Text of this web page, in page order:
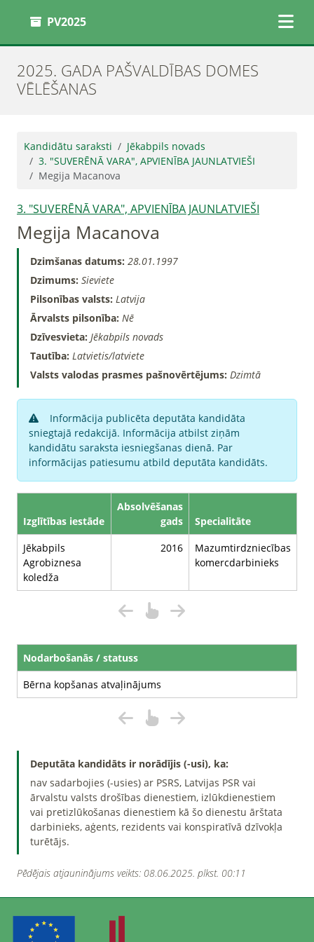
PV2025
2025. GADA PAŠVALDĪBAS DOMES
VĒLĒŠANAS
Kandidātu saraksti
Jēkabpils novads
3. "SUVERĒNĀ VARA", APVIENĪBA JAUNLATVIEŠI
Megija Macanova
3. "SUVERĒNĀ VARA", APVIENĪBA JAUNLATVIEŠI
Megija Macanova
Dzimšanas datums: 28.01.1997
Dzimums: Sieviete
Pilsonības valsts: Latvija
Ārvalsts pilsonība: Nē
Dzīvesvieta: Jēkabpils novads
Tautība: Latvietis/latviete
Valsts valodas prasmes pašnovērtējums: Dzimtā
Informācija publicēta deputāta kandidāta
sniegtajā redakcijā. Informācija atbilst ziņām
kandidātu saraksta iesniegšanas dienā. Par
informācijas patiesumu atbild deputāta kandidāts.
Izglītības iestāde
Absolvēšanas
gads
Specialitāte
Jēkabpils
Agrobiznesa
koledža
2016
Mazumtirdzniecības
komercdarbinieks
Nodarbošanās / statuss
Bērna kopšanas atvaļinājums
Deputāta kandidāts ir norādījis (-usi), ka:
nav sadarbojies (-usies) ar PSRS, Latvijas PSR vai
ārvalstu valsts drošības dienestiem, izlūkdienestiem
vai pretizlūkošanas dienestiem kā šo dienestu ārštata
darbinieks, aģents, rezidents vai konspiratīvā dzīvokļa
turētājs.
Pēdējais atjauninājums veikts: 08.06.2025. plkst. 00:11